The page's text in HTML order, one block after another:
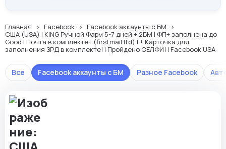
Главная Facebook
Facebook аккаунты с БМ
США (USA) | KING Ручной Фарм 5-7 дней + 2БМ | ФП+ заполнена до
Good | Почта в комплекте+ (firstmail.ltd) | + Карточка для
заполнения ЗРД в комплекте! | Пройдено СЕЛФИ! | Facebook USA
Все Разное Facebook
Facebook аккаунты с БМ